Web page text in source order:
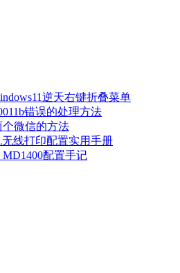
逆天右键折叠菜单
错误的处理方法
微信的方法
无线打印配置实用手册
配置手记